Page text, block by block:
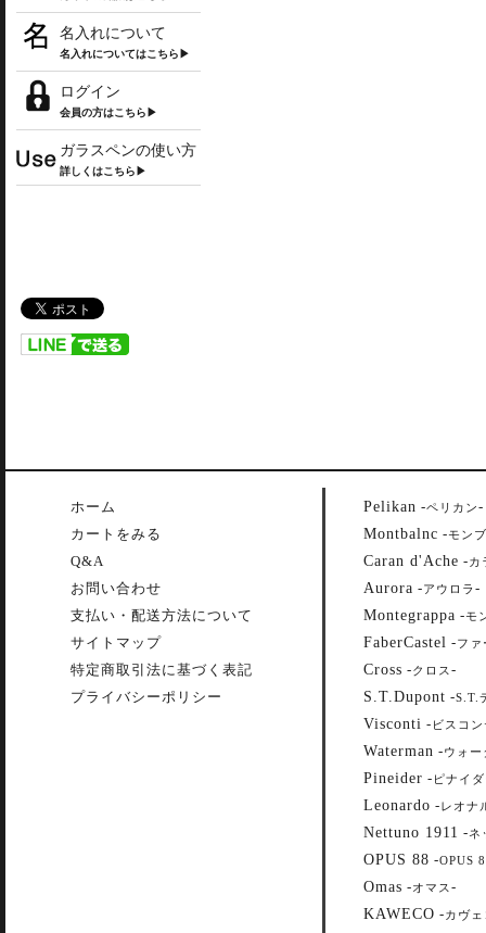
名入れについて
名入れについてはこちら▶
ログイン
会員の方はこちら▶
ガラスペンの使い方
詳しくはこちら▶
ホーム
カートをみる
Q&A
お問い合わせ
支払い・配送方法について
サイトマップ
特定商取引法に基づく表記
プライバシーポリシー
Pelikan -ペリカン-
Montbalnc -モン
Caran d'Ache -カ
Aurora -アウロラ -
Montegrappa -モ
FaberCastel -ファ
Cross -クロス -
S.T.Dupont -S.T.
Visconti - ビスコ
Waterman -ウォー
Pineider - ピナイ
Leonardo -レオナ
Nettuno 1911 -ネ
OPUS 88 -OPUS
Omas -オマス -
KAWECO -カヴェ